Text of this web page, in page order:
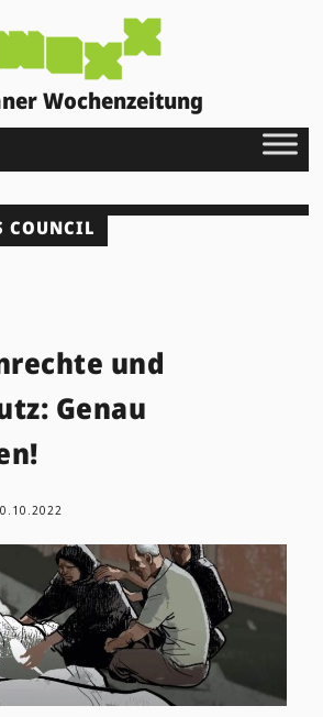
Wochenzeitung
COUNCIL
und
Genau